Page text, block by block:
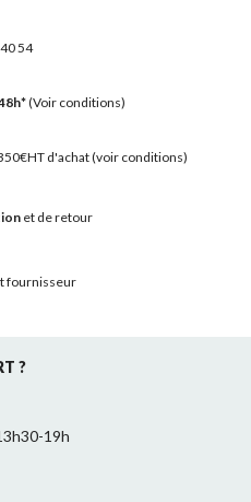
54
(Voir conditions)
d'achat(voir conditions)
et de retour
fournisseur
?
19h